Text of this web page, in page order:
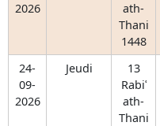
2026
ath-
Thani
1448
24-
09-
2026
Jeudi
13
Rabiʿ
ath-
Thani